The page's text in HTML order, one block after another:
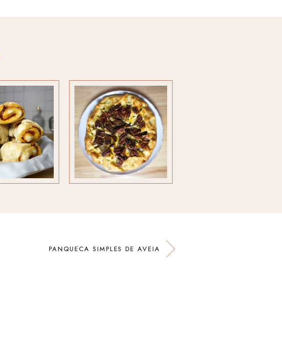
PANQUECA SIMPLES DE AVEIA